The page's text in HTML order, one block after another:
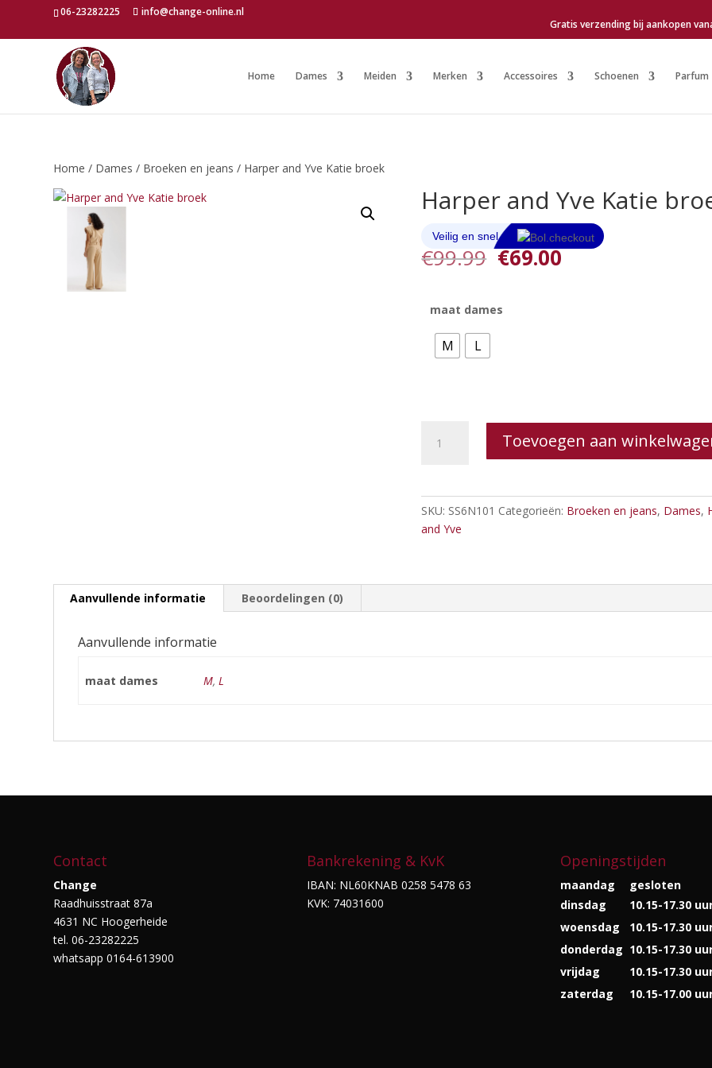
06-23282225
info@change-online.nl
Gratis verzending bij aankopen
Home Dames Meiden Merken Accessoires Schoenen Parfum
Home / Dames / Broeken en jeans / Harper and Yve Katie broek
Harper and Yve Katie
€99.99 Oorspronkelijke
prijs
€99.99.
€69.00Huidige
maat dames
M L
and
aantal
Toevoegen aan
SKU: SS6N101 Categorieën: Broeken en jeans, Dames,
and Yve
Aanvullende informatie Beoordelingen (0)
Aanvullende informatie
maat dames M,L
Contact
Change
Raadhuisstraat 87a
4631 NC Hoogerheide
tel. 06-23282225
whatsapp 0164-613900
Bankrekening & KvK
IBAN: NL60KNAB 0258 5478 63
KVK: 74031600
Openingstijden
maandag
gesloten
dinsdag
10.15-17.30
woensdag
10.15-17.30
donderdag 10.15-17.30
vrijdag
10.15-17.30
zaterdag
10.15-17.00